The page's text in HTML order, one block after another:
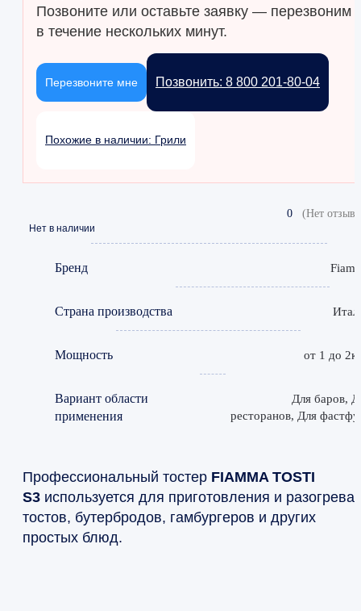
Позвоните или оставьте заявку — перезвоним
в течение нескольких минут.
Позвонить: 8 800 201-80-04
Перезвоните мне
Похожие в наличии: Грили
0 (Нет
Нет в наличии
Бренд
Страна производства
Мощность от 1 до
Вариант области
применения
Для баров,
ресторанов, Для
Профессиональный тостер FIAMMA TOSTI
S3 используется для приготовления и разогрева
тостов, бутербродов, гамбургеров и других
простых блюд.